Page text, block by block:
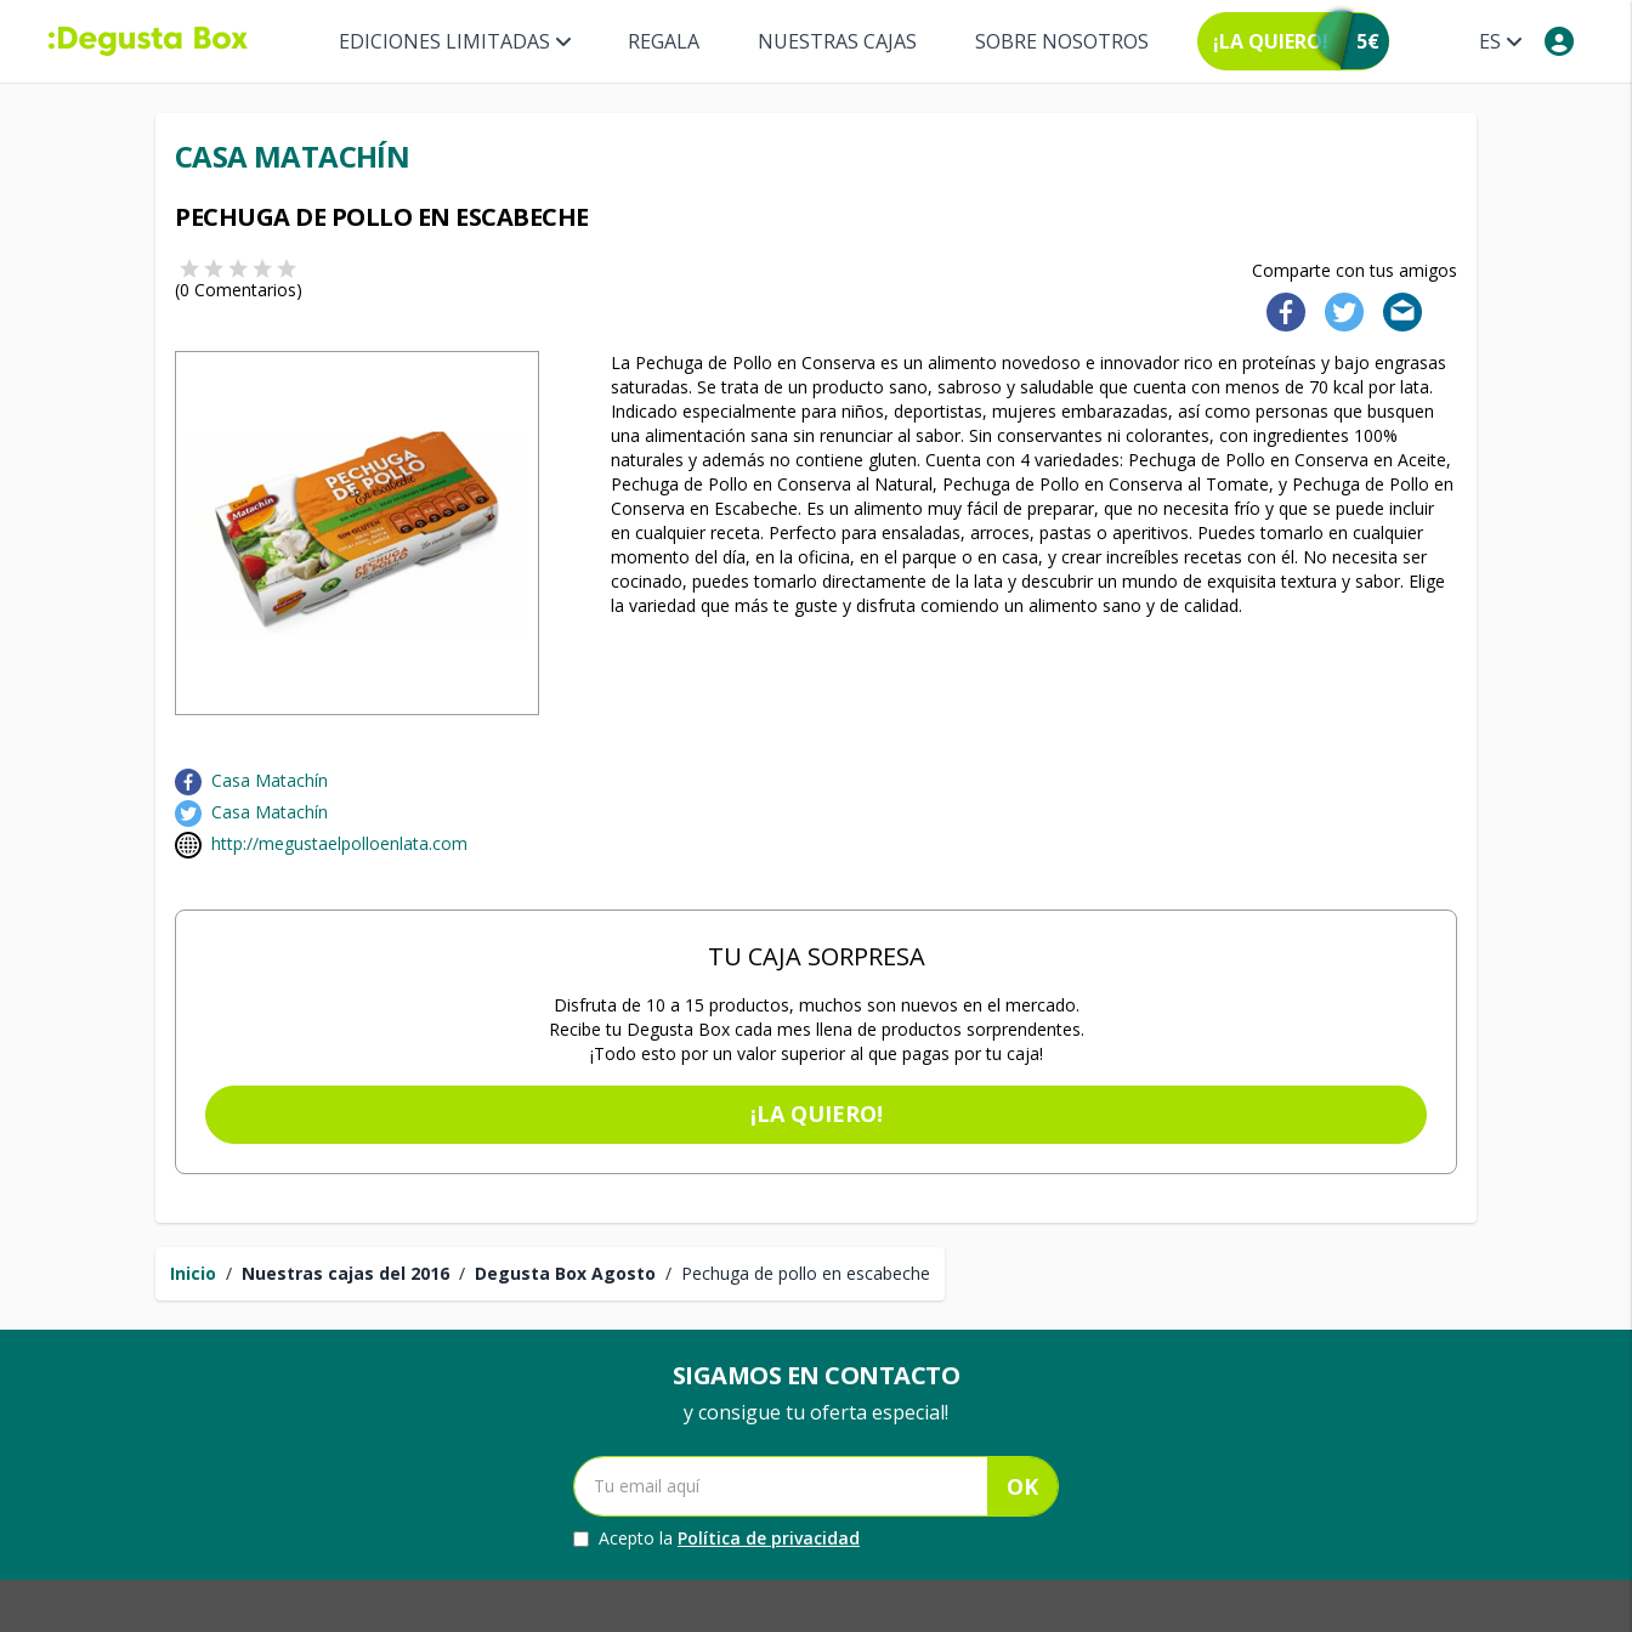
ES
EDICIONES LIMITADAS REGALA NUESTRAS CAJAS SOBRE NOSOTROS ¡LA QUIERO! 5€
Inicio / Nuestras cajas del 2016 / Degusta Box Agosto / Pechuga de pollo en escabeche
CASA MATACHÍN
PECHUGA DE POLLO EN ESCABECHE
Comparte con tus amigos
(0 Comentarios)
La Pechuga de Pollo en Conserva es un alimento novedoso e innovador rico en proteínas y bajo engrasas
saturadas. Se trata de un producto sano, sabroso y saludable que cuenta con menos de 70 kcal por lata.
Indicado especialmente para niños, deportistas, mujeres embarazadas, así como personas que busquen
una alimentación sana sin renunciar al sabor. Sin conservantes ni colorantes, con ingredientes 100%
naturales y además no contiene gluten. Cuenta con 4 variedades: Pechuga de Pollo en Conserva en Aceite,
Pechuga de Pollo en Conserva al Natural, Pechuga de Pollo en Conserva al Tomate, y Pechuga de Pollo en
Conserva en Escabeche. Es un alimento muy fácil de preparar, que no necesita frío y que se puede incluir
en cualquier receta. Perfecto para ensaladas, arroces, pastas o aperitivos. Puedes tomarlo en cualquier
momento del día, en la oficina, en el parque o en casa, y crear increíbles recetas con él. No necesita ser
cocinado, puedes tomarlo directamente de la lata y descubrir un mundo de exquisita textura y sabor. Elige
la variedad que más te guste y disfruta comiendo un alimento sano y de calidad.
Casa Matachín
Casa Matachín
http://megustaelpolloenlata.com
TU CAJA SORPRESA
Disfruta de 10 a 15 productos, muchos son nuevos en el mercado.
Recibe tu Degusta Box cada mes llena de productos sorprendentes.
¡Todo esto por un valor superior al que pagas por tu caja!
¡LA QUIERO!
SIGAMOS EN CONTACTO
y consigue tu oferta especial!
OK
Acepto la Política de privacidad